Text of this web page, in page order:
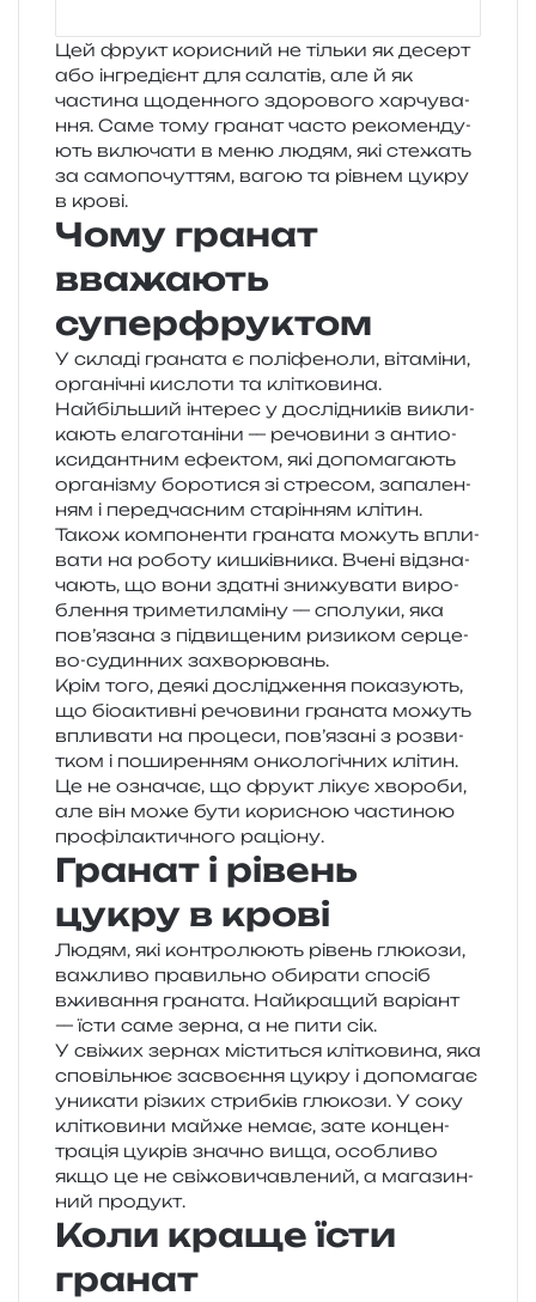
Цей фрукт кори­сний не тіль­ки як десерт
або інгре­ді­єнт для сала­тів, але й як
части­на щоден­но­го здо­ро­во­го хар­чу­ва­
н­ня. Саме тому гра­нат часто реко­мен­ду­
ють вклю­ча­ти в меню людям, які сте­жать
за само­по­чу­т­тям, вагою та рів­нем цукру
в крові.
Чому гранат
вважають
суперфруктом
У скла­ді гра­на­та є полі­фе­но­ли, віта­мі­ни,
орга­ні­чні кисло­ти та клі­тко­ви­на.
Найбільший інте­рес у дослі­дни­ків викли­
ка­ють ела­го­та­ні­ни — речо­ви­ни з анти­о­
кси­дан­тним ефе­ктом, які допо­ма­га­ють
орга­ні­зму боро­ти­ся зі стре­сом, запа­ле­н­
ням і перед­ча­сним ста­рі­н­ням клітин.
Також ком­по­нен­ти гра­на­та можуть впли­
ва­ти на робо­ту кишків­ни­ка. Вчені від­зна­
ча­ють, що вони зда­тні зни­жу­ва­ти виро­
бле­н­ня три­ме­ти­ла­мі­ну — спо­лу­ки, яка
пов’язана з під­ви­ще­ним ризи­ком сер­це­
во-судин­них захворювань.
Крім того, деякі дослі­дже­н­ня пока­зу­ють,
що біо­актив­ні речо­ви­ни гра­на­та можуть
впли­ва­ти на про­це­си, пов’язані з роз­ви­
тком і поши­ре­н­ням онко­ло­гі­чних клі­тин.
Це не озна­чає, що фрукт лікує хво­ро­би,
але він може бути кори­сною части­ною
про­фі­ла­кти­чно­го раціону.
Гранат і рівень
цукру в крові
Людям, які кон­тро­лю­ють рівень глю­ко­зи,
важли­во пра­виль­но оби­ра­ти спо­сіб
вжи­ва­н­ня гра­на­та. Найкращий варі­ант
— їсти саме зерна, а не пити сік.
У сві­жих зер­нах місти­ться клі­тко­ви­на, яка
спо­віль­нює засво­є­н­ня цукру і допо­ма­гає
уни­ка­ти різ­ких стриб­ків глю­ко­зи. У соку
клі­тко­ви­ни майже немає, зате кон­цен­
тра­ція цукрів зна­чно вища, осо­бли­во
якщо це не сві­жо­ви­чав­ле­ний, а мага­зин­
ний продукт.
Коли краще їсти
гранат